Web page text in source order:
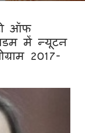
ऑफ
में न्यूटन
2017-